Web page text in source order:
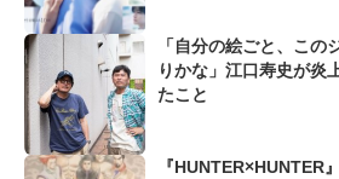
「自分の絵ごと、この
りかな」江口寿史が炎
たこと
『HUNTER×HUNTER